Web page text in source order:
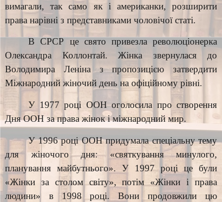
вимагали, так само як і американки, розширити
права нарівні з представниками чоловічої статі.
В СРСР це свято привезла революціонерка
Олександра Коллонтай. Жінка звернулася до
Володимира Леніна з пропозицією затвердити
Міжнародний жіночий день на офіційному рівні.
У 1977 році ООН оголосила про створення
Дня ООН за права жінок і міжнародний мир.
У 1996 році ООН придумала спеціальну тему
для жіночого дня: «святкування минулого,
планування майбутнього». У 1997 році це були
«Жінки за столом світу», потім «Жінки і права
людини» в 1998 році. Вони продовжили цю